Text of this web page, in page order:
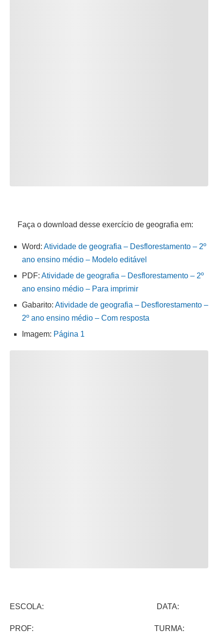
Faça o download desse exercício de geografia em:
Word: Atividade de geografia – Desflorestamento – 2º
ano ensino médio – Modelo editável
PDF: Atividade de geografia – Desflorestamento – 2º
ano ensino médio – Para imprimir
Gabarito: Atividade de geografia – Desflorestamento –
2º ano ensino médio – Com resposta
Imagem: Página 1
ESCOLA: DATA:
PROF: TURMA: